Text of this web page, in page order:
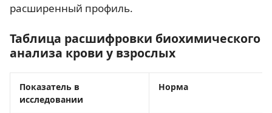
расширенный профиль.
Таблица расшифровки биохимического
анализа крови у взрослых
Показатель в
исследовании
Норма